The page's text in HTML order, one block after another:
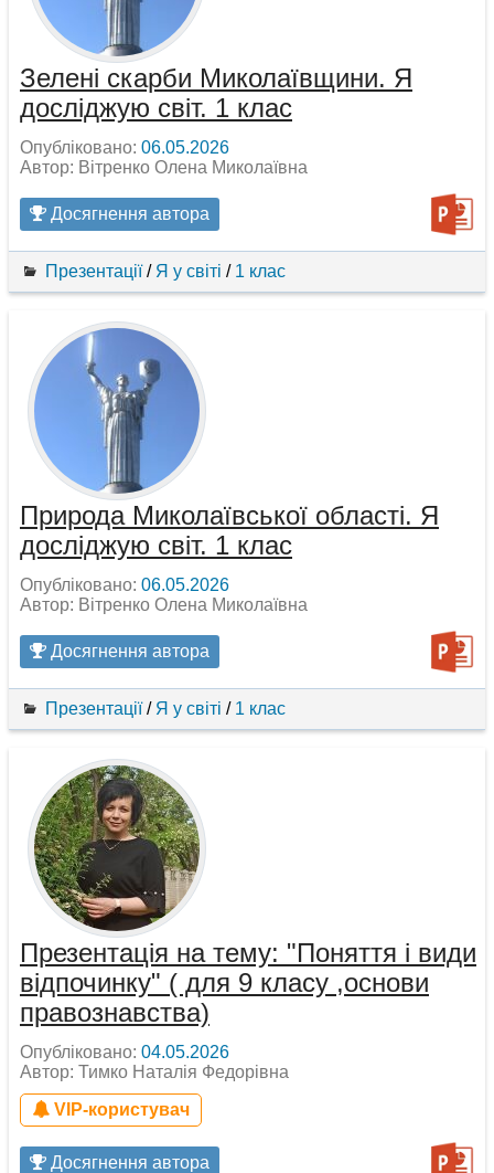
Зелені скарби Миколаївщини. Я
досліджую світ. 1 клас
Опубліковано: 06.05.2026
Автор: Вітренко Олена Миколаївна
Досягнення автора
Презентації/ Я у світі / 1 клас
Природа Миколаївської області. Я
досліджую світ. 1 клас
Опубліковано: 06.05.2026
Автор: Вітренко Олена Миколаївна
Досягнення автора
Презентації/ Я у світі / 1 клас
Презентація на тему: "Поняття і види
відпочинку" ( для 9 класу ,основи
правознавства)
Опубліковано: 04.05.2026
Автор: Тимко Наталія Федорівна
VIP-користувач
Досягнення автора